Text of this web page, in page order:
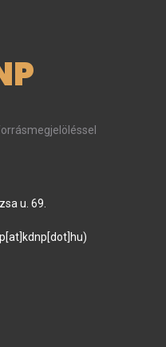
u. 69.